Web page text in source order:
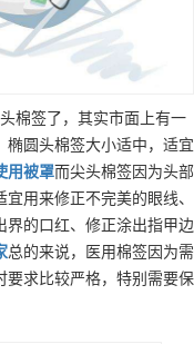
棉签了，其实市面上有一
圆头棉签大小适中，适宜
用被罩而尖头棉签因为头部
用来修正不完美的眼线、
界的口红、修正涂出指甲边
总的来说，医用棉签因为需
要求比较严格，特别需要保